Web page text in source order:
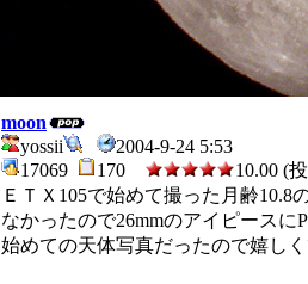
moon
yossii
2004-9-24 5:53
17069
170
10.00 (
ＥＴＸ105で始めて撮った月齢
なかったので26mmのアイピース
始めての天体写真だったので嬉し